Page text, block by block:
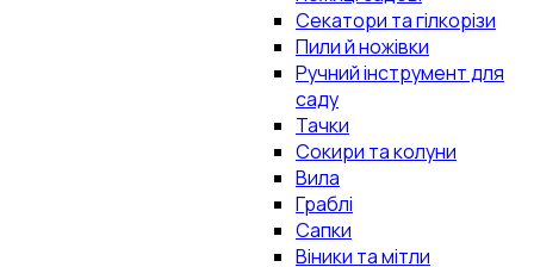
Секатори та гілкорізи
Пили й ножівки
Ручний інструмент для
саду
Тачки
Сокири та колуни
Вила
Граблі
Сапки
Віники та мітли